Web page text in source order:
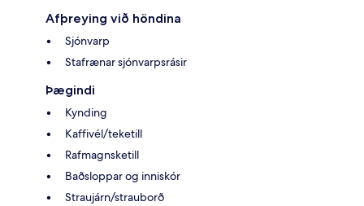
Afþreying við höndina
Sjónvarp
Stafrænar sjónvarpsrásir
Þægindi
Kynding
Kaffivél/teketill
Rafmagnsketill
Baðsloppar og inniskór
Straujárn/strauborð